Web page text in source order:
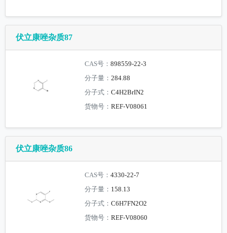
伏立康唑杂质87
CAS号：898559-22-3
分子量：284.88
分子式：C4H2BrIN2
货物号：REF-V08061
伏立康唑杂质86
CAS号：4330-22-7
分子量： 158.13
分子式：C6H7FN2O2
货物号：REF-V08060